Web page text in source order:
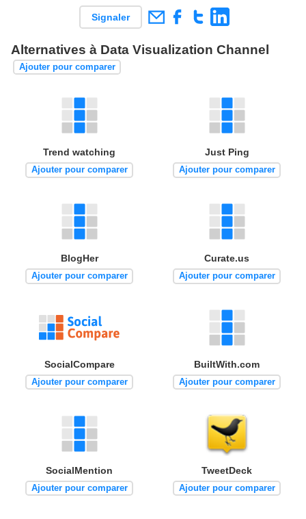
Signaler
Alternatives à Data Visualization Channel
Ajouter pour comparer
Trend watching
Ajouter pour comparer
Just Ping
Ajouter pour comparer
BlogHer
Ajouter pour comparer
Curate.us
Ajouter pour comparer
SocialCompare
Ajouter pour comparer
BuiltWith.com
Ajouter pour comparer
SocialMention
Ajouter pour comparer
TweetDeck
Ajouter pour comparer